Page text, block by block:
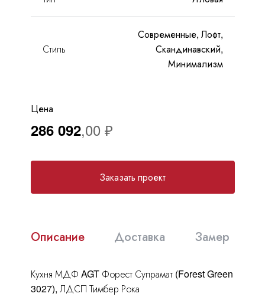
Калькулятор
ул. Бартеневская, 12, п.7
Стиль
Современные, Лофт,
Скандинавский,
Минимализм
Цена
286 092
Заказать проект
Описание Доставка Замер
Кухня МДФ AGT Форест Супрамат (Forest Green
3027), ЛДСП Тимбер Рока